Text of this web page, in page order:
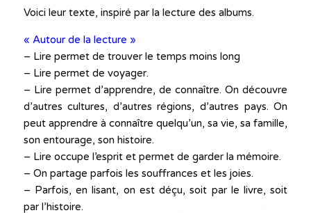
Voici leur texte, inspiré par la lecture des albums.
« Autour de la lecture »
– Lire permet de trouver le temps moins long
– Lire permet de voyager.
– Lire permet d’apprendre, de connaître. On découvre
d’autres cultures, d’autres régions, d’autres pays. On
peut apprendre à connaître quelqu’un, sa vie, sa famille,
son entourage, son histoire.
– Lire occupe l’esprit et permet de garder la mémoire.
– On partage parfois les souffrances et les joies.
– Parfois, en lisant, on est déçu, soit par le livre, soit
par l’histoire.